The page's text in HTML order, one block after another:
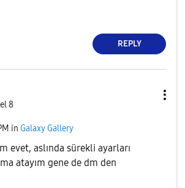
REPLY
8
in Galaxy Gallery
evet, aslında sürekli ayarları
atayım gene de dm den